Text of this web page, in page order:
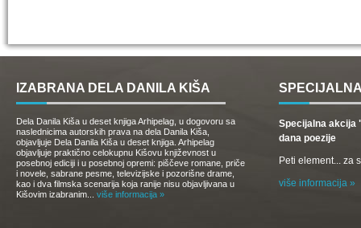
IZABRANA DELA DANILA KIŠA
Dela Danila Kiša u deset knjiga Arhipelag, u dogovoru sa
naslednicima autorskih prava na dela Danila Kiša,
objavljuje Dela Danila Kiša u deset knjiga. Arhipelag
objavljuje praktično celokupnu Kišovu književnost u
posebnoj ediciji i u posebnoj opremi: piščeve romane, priče
i novele, sabrane pesme, televizijske i pozorišne drame,
kao i dva filmska scenarija koja ranije nisu objavljivana u
Kišovim izabranim... više informacija »
Specijalna akcija
dana poezije
Peti element... za
više informacija »